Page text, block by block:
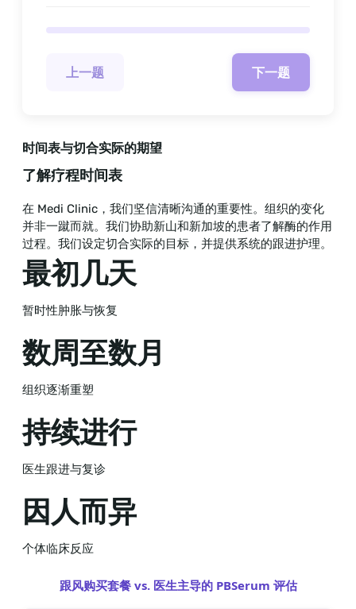
上一题 下一题
时间表与切合实际的期望
了解疗程时间表
在 Medi Clinic，我们坚信清晰沟通的重要性。组织的变化
并非一蹴而就。我们协助新山和新加坡的患者了解酶的作用
过程。我们设定切合实际的目标，并提供系统的跟进护理。
最初几天
暂时性肿胀与恢复
数周至数月
组织逐渐重塑
持续进行
医生跟进与复诊
因人而异
个体临床反应
跟风购买套餐 vs. 医生主导的 PBSerum 评估